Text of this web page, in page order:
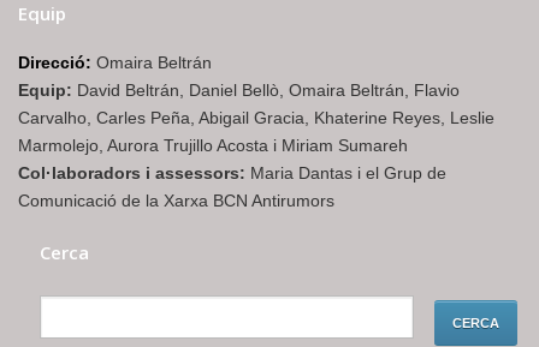
Equip
Direcció: Omaira Beltrán
Equip: David Beltrán, Daniel Bellò, Omaira Beltrán, Flavio
Carvalho, Carles Peña, Abigail Gracia, Khaterine Reyes, Leslie
Marmolejo, Aurora Trujillo Acosta i Miriam Sumareh
Col·laboradors i assessors: Maria Dantas i el Grup de
Comunicació de la Xarxa BCN Antirumors
Cerca